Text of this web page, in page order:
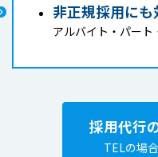
非正規採用にも
アルバイト・パート
採用代行
TELの場